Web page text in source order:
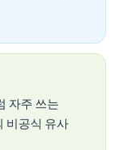
자주 쓰는
비공식 유사